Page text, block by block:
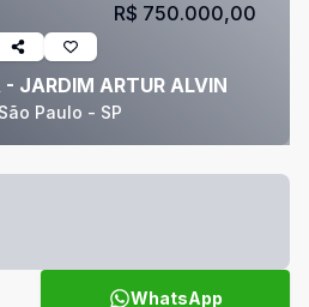
JARDIM ARTUR ALVIN
Paulo - SP
R$ 750.000,00
WhatsApp